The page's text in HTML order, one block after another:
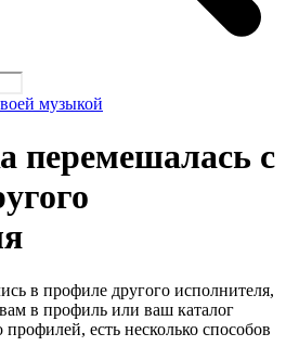
музыкой
перемешалась с
в профиле другого исполнителя,
в профиль или ваш каталог
профилей, есть несколько способов